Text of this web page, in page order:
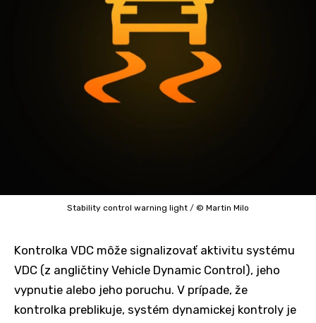
Stability control warning light / © Martin Milo
Kontrolka VDC môže signalizovať aktivitu systému
VDC (z angličtiny Vehicle Dynamic Control), jeho
vypnutie alebo jeho poruchu. V prípade, že
kontrolka preblikuje, systém dynamickej kontroly je